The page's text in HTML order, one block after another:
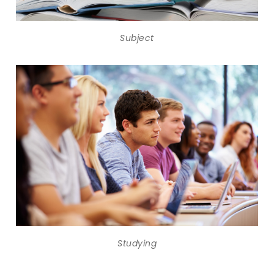
Subject
Studying